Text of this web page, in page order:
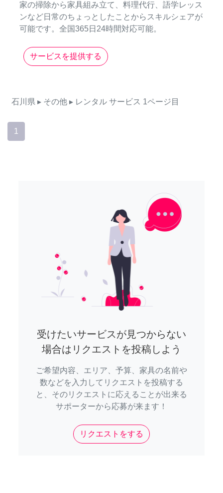
家の掃除から家具組み立て、料理代行、語学レッス
ンなど日常のちょっとしたことからスキルシェアが
可能です。全国365日24時間対応可能。
サービスを提供する
石川県 ▸ その他 ▸ レンタル サービス 1ページ目
1
受けたいサービスが見つからない
場合はリクエストを投稿しよう
ご希望内容、エリア、予算、家具の名前や
数などを入力してリクエストを投稿する
と、そのリクエストに応えることが出来る
サポーターから応募が来ます！
リクエストをする